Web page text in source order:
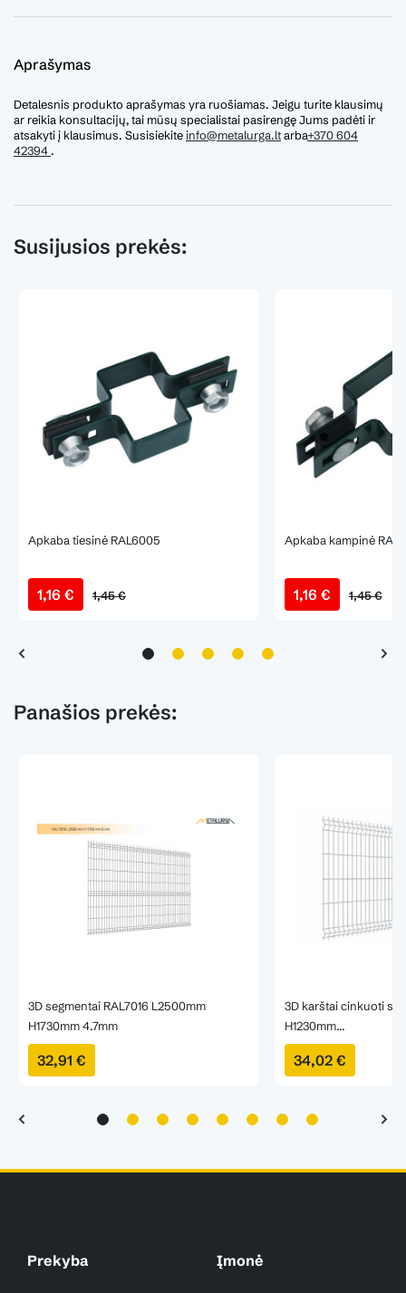
Aprašymas
Detalesnis produkto aprašymas yra ruošiamas. Jeigu turite klausimų
ar reikia konsultacijų, tai mūsų specialistai pasirengę Jums padėti ir
atsakyti į klausimus. Susisiekiteinfo@metalurga.ltarba+370 604
42394 .
Susijusios prekės:
Apkaba tiesinė RAL6005
1,16 € 1,45 €
Apkaba kampinė
1,16 € 1,45 €
Panašios prekės:
3D segmentai RAL7016 L2500mm
H1730mm 4.7mm
32,91 €
3D karštai cinkuoti
H1230mm...
34,02 €
Prekyba Įmonė